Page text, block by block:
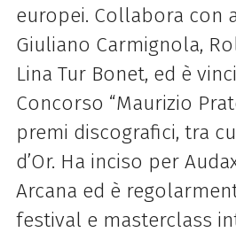
europei. Collabora con
Giuliano Carmignola,
Lina Tur Bonet, ed è
Concorso “Maurizio
premi discografici, tra
d’Or. Ha inciso per
Arcana ed è
festival e masterclass